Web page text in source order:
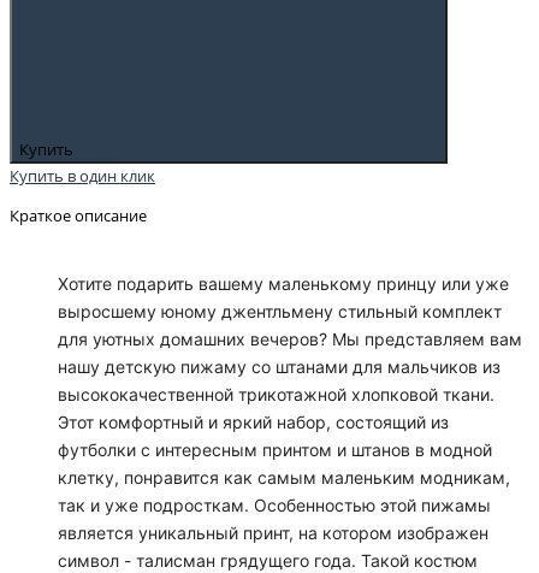
Купить
Купить в один клик
Краткое описание
Хотите подарить вашему маленькому принцу или уже
выросшему юному джентльмену стильный комплект
для уютных домашних вечеров? Мы представляем вам
нашу детскую пижаму со штанами для мальчиков из
высококачественной трикотажной хлопковой ткани.
Этот комфортный и яркий набор, состоящий из
футболки с интересным принтом и штанов в модной
клетку, понравится как самым маленьким модникам,
так и уже подросткам. Особенностью этой пижамы
является уникальный принт, на котором изображен
символ - талисман грядущего года. Такой костюм